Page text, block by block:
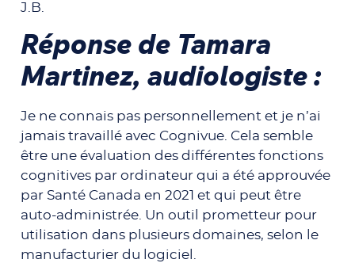
J.B.
Réponse de Tamara
Martinez, audiologiste :
Je ne connais pas personnellement et je n’ai
jamais travaillé avec Cognivue. Cela semble
être une évaluation des différentes fonctions
cognitives par ordinateur qui a été approuvée
par Santé Canada en 2021 et qui peut être
auto-administrée. Un outil prometteur pour
utilisation dans plusieurs domaines, selon le
manufacturier du logiciel.